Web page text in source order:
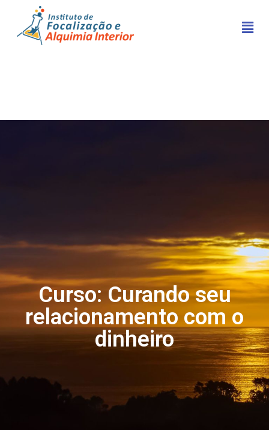
Curso: Curando seu
relacionamento com o
dinheiro